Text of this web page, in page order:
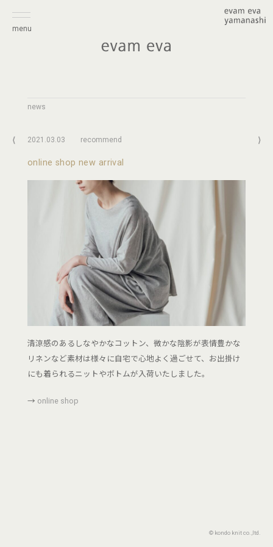
menu
news
⟨ 2021.03.03 recommend
online shop new arrival
清涼感のあるしなやかなコットン、微かな陰影が表情豊かな
リネンなど素材は様々に自宅で心地よく過ごせて、お出掛け
にも着られるニットやボトムが入荷いたしました。
→ online shop
⟩
© kondo knit co.,ltd.